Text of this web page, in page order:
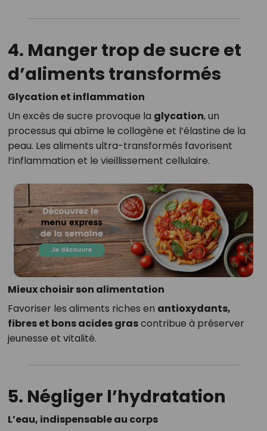
4. Manger trop de sucre et
d’aliments transformés
Glycation et inflammation
Un excès de sucre provoque la glycation, un
processus qui abîme le collagène et l’élastine de la
peau. Les aliments ultra-transformés favorisent
l’inflammation et le vieillissement cellulaire.
Mieux choisir son alimentation
Favoriser les aliments riches en antioxydants,
fibres et bons acides grascontribue à préserver
jeunesse et vitalité.
5. Négliger l’hydratation
L’eau, indispensable au corps